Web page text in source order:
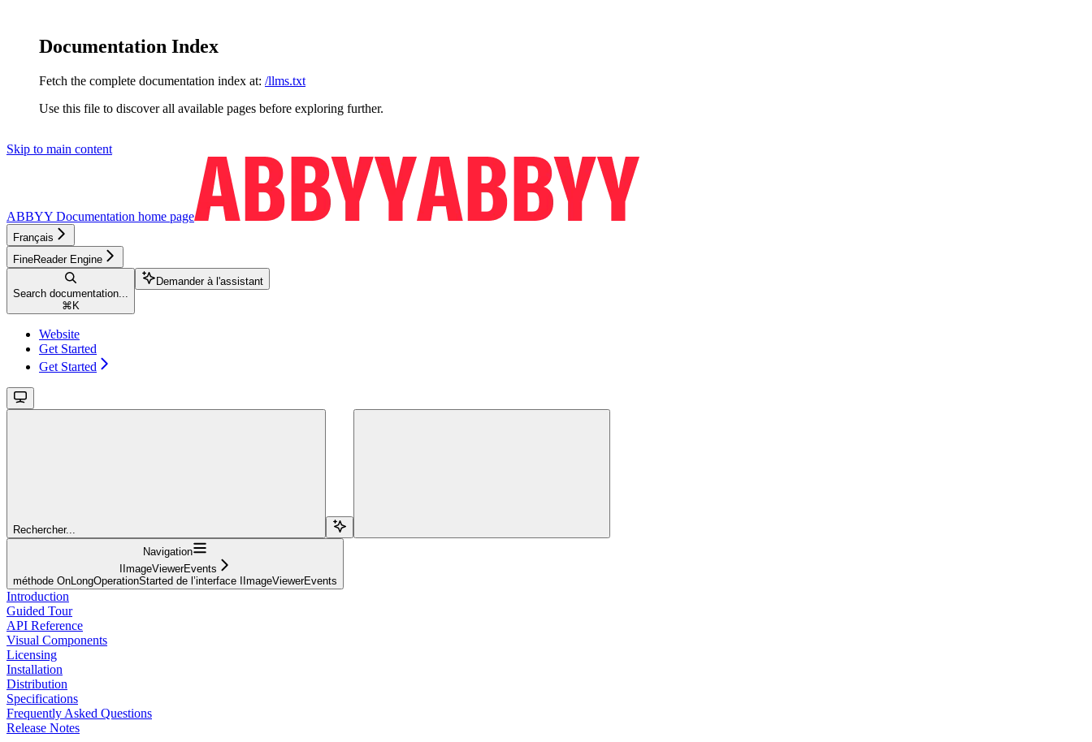
Documentation Index
Fetch the complete documentation index at: /llms.txt
Use this file to discover all available pages before exploring further.
Skip to main content
ABBYY Documentation home page
Français
FineReader Engine
Search documentation...
⌘ K
Demander à l'assistant
Website
Get Started
Get Started
Rechercher...
Navigation
IImageViewerEvents
méthode OnLongOperationStarted de l’interface IImageViewerEvents
Introduction
Guided Tour
API Reference
Visual Components
Licensing
Installation
Distribution
Specifications
Frequently Asked Questions
Release Notes